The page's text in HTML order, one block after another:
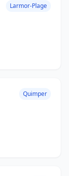
Larmor-Plage
Quimper